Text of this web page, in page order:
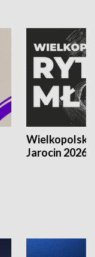
Jarocin 2026